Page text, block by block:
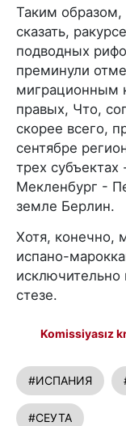
Таким образом,
сказать,
подводных
преминули
миграционным
правых, Что,
скорее всего,
сентябре
трех
Мекленбург -
земле Берлин.
Хотя, конечно,
испано-
исключительно
стезе.
Komissiyasız
#ИСПАНИЯ
#СЕУТА